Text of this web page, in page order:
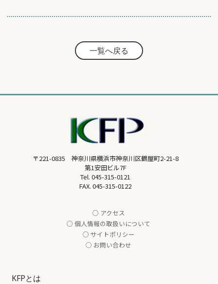
一覧へ戻る
〒221-0835 神奈川県横浜市神奈川区鶴屋町2-21-8
第1安田ビル7F
Tel. 045-315-0121
FAX. 045-315-0122
○ アクセス
○ 個人情報の取扱いについて
○ サイトポリシー
○ お問い合わせ
KFPとは